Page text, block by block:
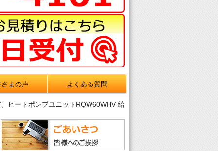
さまの声 よくある質問
ヒートポンプユニットRQW60WHV 給